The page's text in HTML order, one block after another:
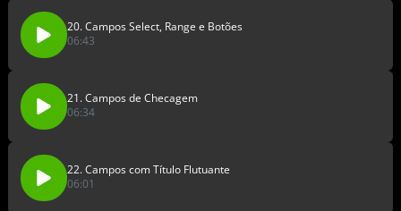
20. Campos Select, Range e Botões
06:43
21. Campos de Checagem
06:34
22. Campos com Título Flutuante
06:01